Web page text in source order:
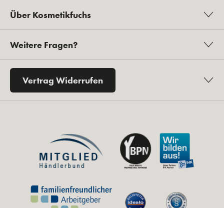
Über Kosmetikfuchs
Weitere Fragen?
Vertrag Widerrufen